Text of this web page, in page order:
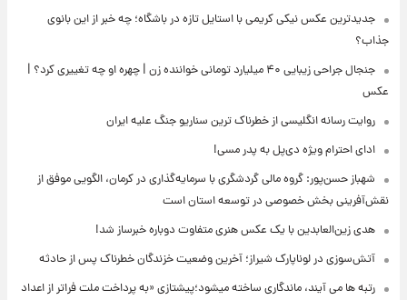
جدیدترین عکس نیکی کریمی با استایل تازه در باشگاه؛ چه خبر از این بانوی
جذاب؟
جنجال جراحی زیبایی ۴۰ میلیارد تومانی خواننده زن | چهره او چه تغییری کرد؟ |
عکس
روایت رسانه انگلیسی از خطرناک ترین سناریو جنگ علیه ایران
ادای احترام ویژه دی‌پل به پدر مسی!
شهباز حسن‌پور: گروه مالی گردشگری با سرمایه‌گذاری در کرمان، الگویی موفق از
نقش‌آفرینی بخش خصوصی در توسعه استان است
هدی زین‌العابدین با یک عکس هنری متفاوت دوباره خبرساز شد!
آتش‌سوزی در لوناپارک شیراز؛ آخرین وضعیت خزندگان خطرناک پس از حادثه
رتبه ها می آیند، ماندگاری ساخته میشود؛پیشتازی «به پرداخت ملت فراتر از اعداد